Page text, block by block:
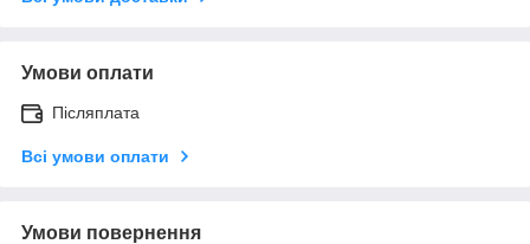
Умови оплати
Післяплата
Всі умови оплати
Умови повернення